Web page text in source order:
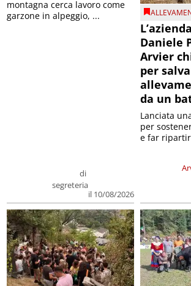
di
segreteria
il 10/08/2026
montagna cerca lavoro come
garzone in alpeggio, ...
Daniele
Arvier
per
da un
Lanciata
per
e far